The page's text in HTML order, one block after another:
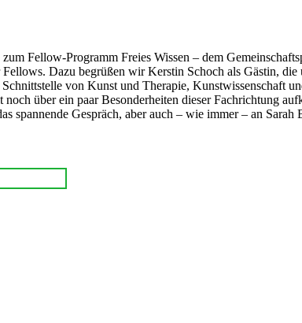
Fellow-Programm Freies Wissen – dem
Dazu begrüßen wir Kerstin Schoch als Gästin,
von Kunst und Therapie, Kunstwissenschaft
noch über ein paar Besonderheiten dieser Fachrichtung
spannende Gespräch, aber auch – wie immer – an